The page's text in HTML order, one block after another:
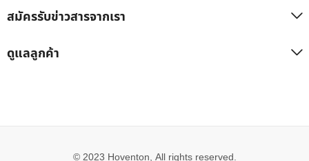
สมัครรับข่าวสารจากเรา
ดูแลลูกค้า
© 2023 Hoventon, All rights reserved.